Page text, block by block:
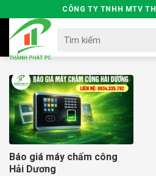
to
content
CÔNG TY TNHH MTV
for:
Báo giá máy chấm công
Hải Dương